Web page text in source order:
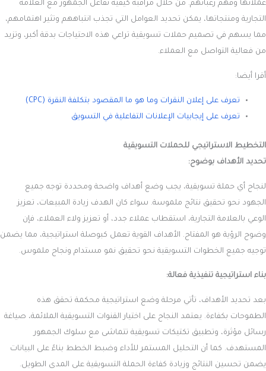
عملائها وفهم رغباتهم. من خلال مراقبة كيفية تفاعل الجمهور مع العلامة
التجارية ومنتجاتها، يمكن تحديد العوامل التي تجذب انتباههم وتثير اهتمامهم،
مما يسهم في تصميم حملات تسويقية تراعي هذه الاحتياجات بدقة أكبر، وتزيد
من فعالية التواصل مع العملاء.
أقرا أيضا:
تعرف على إعلان النقرات وما هو ما المقصود بتكلفة النقرة (CPC)
تعرف على إيجابيات الإعلانات التفاعلية في التسويق
التخطيط الاستراتيجي للحملات التسويقية
تحديد الأهداف بوضوح:
لنجاح أي حملة تسويقية، يجب وضع أهداف واضحة ومحددة توجه جميع
الجهود نحو تحقيق نتائج ملموسة. سواء كان الهدف زيادة المبيعات، تعزيز
الوعي بالعلامة التجارية، استقطاب عملاء جدد، أو تعزيز ولاء العملاء، فإن
وضوح الرؤية هو المفتاح. الأهداف القوية تعمل كبوصلة استراتيجية، مما يضمن
توجيه جميع الخطوات التسويقية نحو تحقيق نمو مستدام ونجاح ملموس.
بناء استراتيجية تنفيذية فعالة:
بعد تحديد الأهداف، تأتي مرحلة وضع استراتيجية محكمة تحقق هذه
الطموحات بكفاءة. يعتمد النجاح على اختيار القنوات التسويقية الملائمة، صياغة
رسائل مؤثرة، وتطبيق تكتيكات تسويقية تتماشى مع سلوك الجمهور
المستهدف. كما أن التحليل المستمر للأداء وضبط الخطط بناءً على البيانات
يضمن تحسين النتائج وزيادة كفاءة الحملة التسويقية على المدى الطويل.